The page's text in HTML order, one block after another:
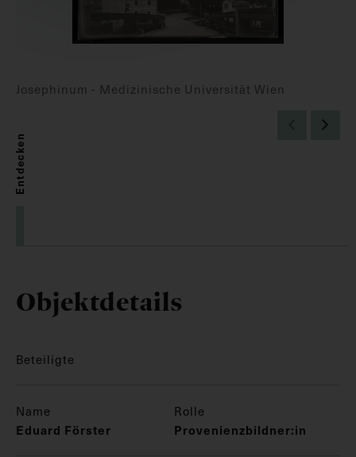
Josephinum - Medizinische Universität Wien
Entdecken
Objektdetails
Beteiligte
Name Rolle
Eduard Förster Provenienzbildner:in